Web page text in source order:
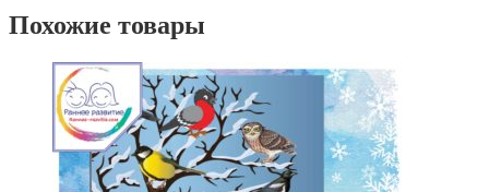
Похожие товары